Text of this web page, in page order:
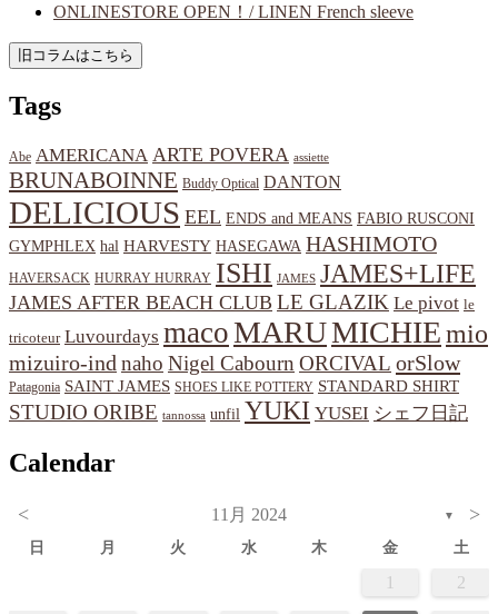
ONLINESTORE OPEN！/ LINEN French sleeve
Tags
Abe AMERICANA ARTE POVERA assiette
BRUNABOINNE Buddy Optical DANTON
DELICIOUS EEL ENDS and MEANS FABIO RUSCONI
GYMPHLEX hal HARVESTY HASEGAWA HASHIMOTO
HAVERSACK HURRAY HURRAY ISHI JAMES JAMES+LIFE
JAMES AFTER BEACH CLUB LE GLAZIK Le pivot le
tricoteur Luvourdays macoMARUMICHIEmio
mizuiro-ind naho Nigel Cabourn ORCIVAL orSlow
Patagonia SAINT JAMES SHOES LIKE POTTERY STANDARD SHIRT
STUDIO ORIBE tannossa unfil YUKI YUSEI シェフ日記
Calendar
< 11月 2024 ▼ >
日 月 火 水 木 金 土
1 2